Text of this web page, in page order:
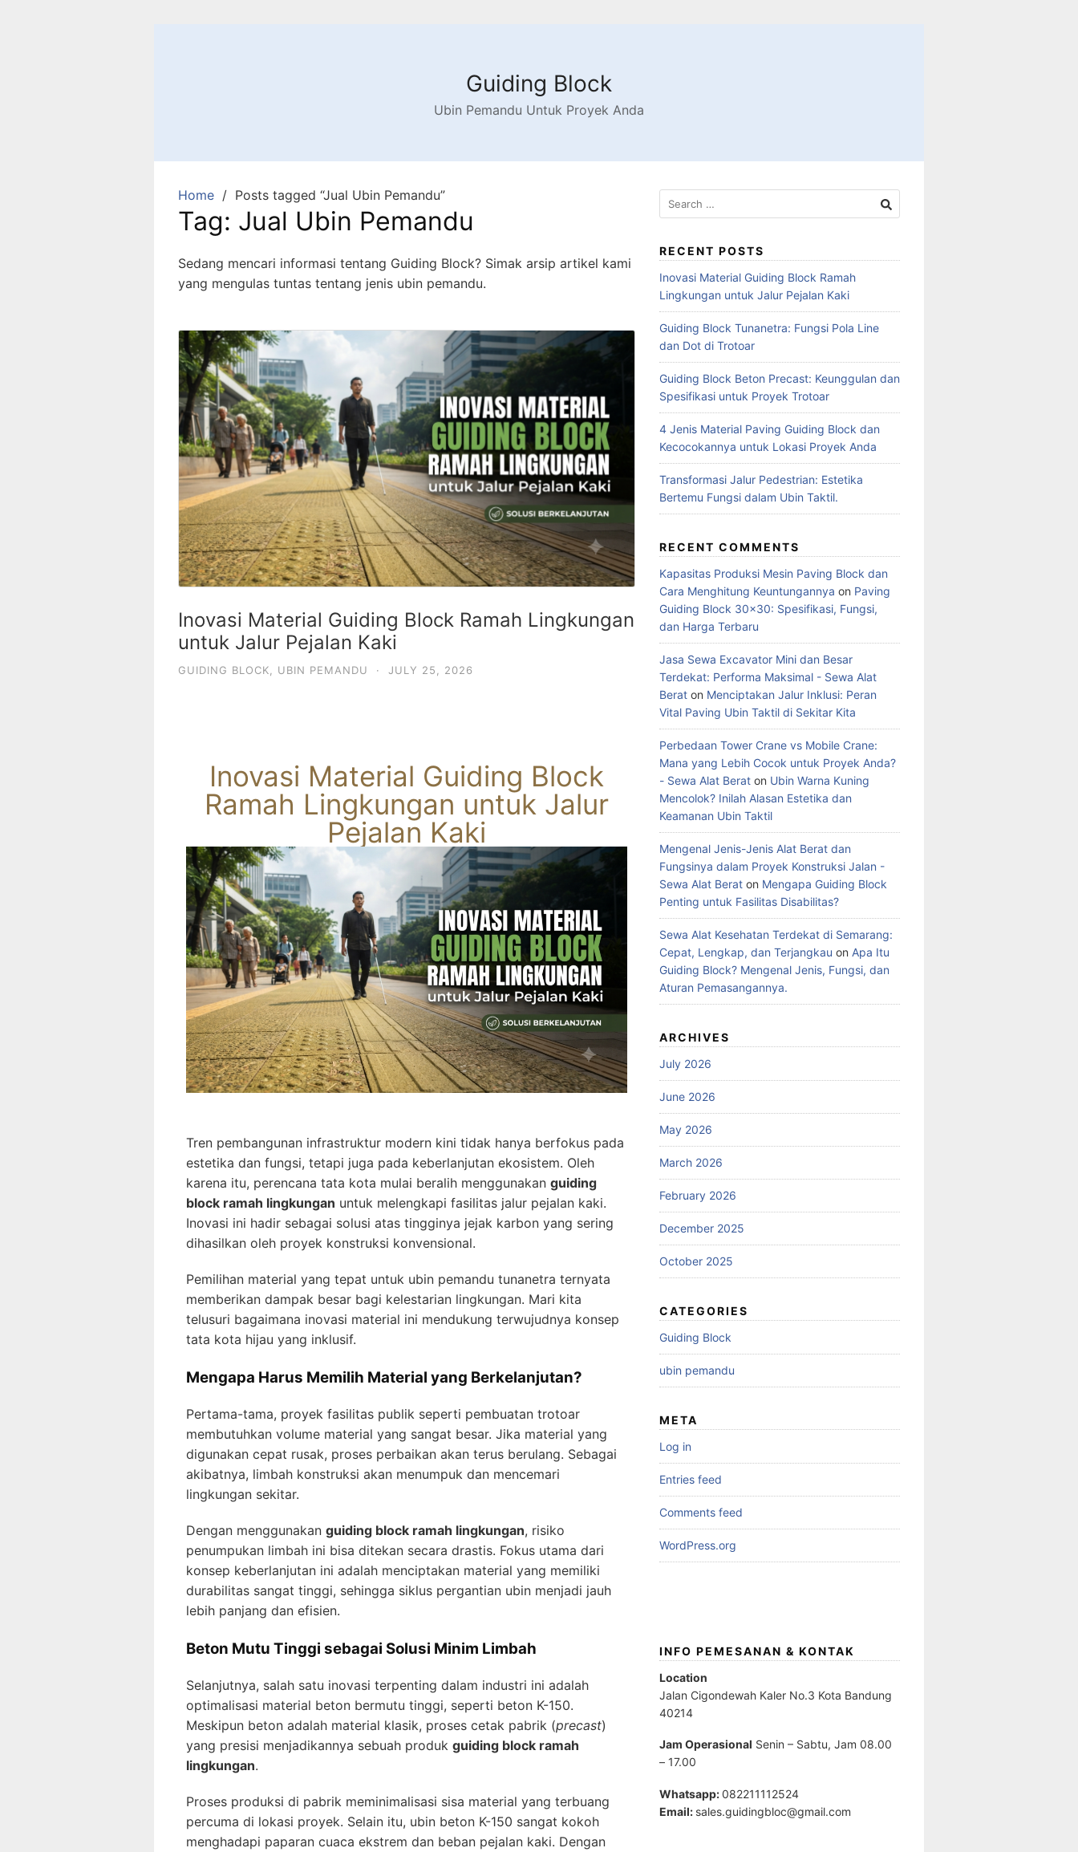
Guiding Block
Ubin Pemandu Untuk Proyek Anda
Home Posts tagged “Jual Ubin Pemandu”
Tag: Jual Ubin Pemandu
Sedang mencari informasi tentang Guiding Block? Simak arsip artikel kami
yang mengulas tuntas tentang jenis ubin pemandu.
Inovasi Material Guiding Block Ramah Lingkungan
untuk Jalur Pejalan Kaki
GUIDING BLOCK UBIN PEMANDU · JULY 25, 2026
Inovasi Material Guiding Block
Ramah Lingkungan untuk Jalur
Pejalan Kaki
Tren pembangunan infrastruktur modern kini tidak hanya berfokus pada
estetika dan fungsi, tetapi juga pada keberlanjutan ekosistem. Oleh
karena itu, perencana tata kota mulai beralih menggunakan guiding
block ramah lingkungan untuk melengkapi fasilitas jalur pejalan kaki.
Inovasi ini hadir sebagai solusi atas tingginya jejak karbon yang sering
dihasilkan oleh proyek konstruksi konvensional.
Pemilihan material yang tepat untuk ubin pemandu tunanetra ternyata
memberikan dampak besar bagi kelestarian lingkungan. Mari kita
telusuri bagaimana inovasi material ini mendukung terwujudnya konsep
tata kota hijau yang inklusif.
Mengapa Harus Memilih Material yang Berkelanjutan?
Pertama-tama, proyek fasilitas publik seperti pembuatan trotoar
membutuhkan volume material yang sangat besar. Jika material yang
digunakan cepat rusak, proses perbaikan akan terus berulang. Sebagai
akibatnya, limbah konstruksi akan menumpuk dan mencemari
lingkungan sekitar.
Dengan menggunakan guiding block ramah lingkungan, risiko
penumpukan limbah ini bisa ditekan secara drastis. Fokus utama dari
konsep keberlanjutan ini adalah menciptakan material yang memiliki
durabilitas sangat tinggi, sehingga siklus pergantian ubin menjadi jauh
lebih panjang dan efisien.
Beton Mutu Tinggi sebagai Solusi Minim Limbah
Selanjutnya, salah satu inovasi terpenting dalam industri ini adalah
optimalisasi material beton bermutu tinggi, seperti beton K-150.
Meskipun beton adalah material klasik, proses cetak pabrik (precast)
yang presisi menjadikannya sebuah produk guiding block ramah
lingkungan.
Proses produksi di pabrik meminimalisasi sisa material yang terbuang
percuma di lokasi proyek. Selain itu, ubin beton K-150 sangat kokoh
menghadapi paparan cuaca ekstrem dan beban pejalan kaki. Dengan
RECENT POSTS
Inovasi Material Guiding Block Ramah
Lingkungan untuk Jalur Pejalan Kaki
Guiding Block Tunanetra: Fungsi Pola Line
dan Dot di Trotoar
Guiding Block Beton Precast: Keunggulan dan
Spesifikasi untuk Proyek Trotoar
4 Jenis Material Paving Guiding Block dan
Kecocokannya untuk Lokasi Proyek Anda
Transformasi Jalur Pedestrian: Estetika
Bertemu Fungsi dalam Ubin Taktil.
RECENT COMMENTS
Kapasitas Produksi Mesin Paving Block dan
Cara Menghitung Keuntungannya on Paving
Guiding Block 30×30: Spesifikasi, Fungsi,
dan Harga Terbaru
Jasa Sewa Excavator Mini dan Besar
Terdekat: Performa Maksimal - Sewa Alat
Berat on Menciptakan Jalur Inklusi: Peran
Vital Paving Ubin Taktil di Sekitar Kita
Perbedaan Tower Crane vs Mobile Crane:
Mana yang Lebih Cocok untuk Proyek Anda?
- Sewa Alat Berat on Ubin Warna Kuning
Mencolok? Inilah Alasan Estetika dan
Keamanan Ubin Taktil
Mengenal Jenis-Jenis Alat Berat dan
Fungsinya dalam Proyek Konstruksi Jalan -
Sewa Alat Berat on Mengapa Guiding Block
Penting untuk Fasilitas Disabilitas?
Sewa Alat Kesehatan Terdekat di Semarang:
Cepat, Lengkap, dan Terjangkau on Apa Itu
Guiding Block? Mengenal Jenis, Fungsi, dan
Aturan Pemasangannya.
ARCHIVES
July 2026
June 2026
May 2026
March 2026
February 2026
December 2025
October 2025
CATEGORIES
Guiding Block
ubin pemandu
META
Log in
Entries feed
Comments feed
WordPress.org
INFO PEMESANAN & KONTAK
Location
Jalan Cigondewah Kaler No.3 Kota Bandung
40214
Jam Operasional Senin – Sabtu, Jam 08.00
– 17.00
Whatsapp:082211112524
Email: sales.guidingbloc@gmail.com